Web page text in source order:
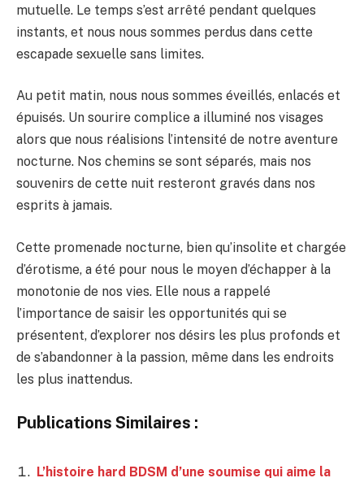
mutuelle. Le temps s’est arrêté pendant quelques
instants, et nous nous sommes perdus dans cette
escapade sexuelle sans limites.
Au petit matin, nous nous sommes éveillés, enlacés et
épuisés. Un sourire complice a illuminé nos visages
alors que nous réalisions l’intensité de notre aventure
nocturne. Nos chemins se sont séparés, mais nos
souvenirs de cette nuit resteront gravés dans nos
esprits à jamais.
Cette promenade nocturne, bien qu’insolite et chargée
d’érotisme, a été pour nous le moyen d’échapper à la
monotonie de nos vies. Elle nous a rappelé
l’importance de saisir les opportunités qui se
présentent, d’explorer nos désirs les plus profonds et
de s’abandonner à la passion, même dans les endroits
les plus inattendus.
Publications Similaires :
L’histoire hard BDSM d’une soumise qui aime la